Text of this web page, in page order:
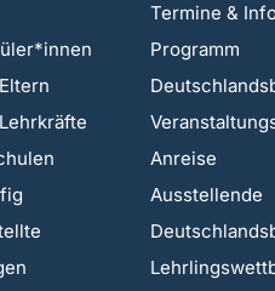
Termine &
Programm
Anreise
Ausstellende